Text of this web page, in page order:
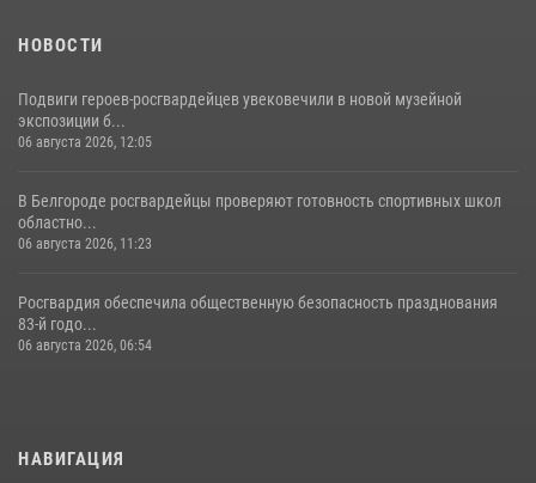
НОВОСТИ
Подвиги героев‑росгвардейцев увековечили в новой музейной
экспозиции б...
06 августа 2026, 12:05
В Белгороде росгвардейцы проверяют готовность спортивных школ
областно...
06 августа 2026, 11:23
Росгвардия обеспечила общественную безопасность празднования
83-й годо...
06 августа 2026, 06:54
НАВИГАЦИЯ